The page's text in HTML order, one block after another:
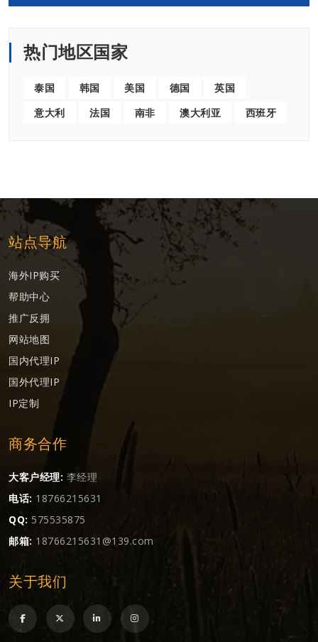
热门地区国家
泰国 韩国 美国 德国
英国
意大利
法国 南非 澳大利亚 西班牙
站点导航
海外IP购买
帮助中心
推广反拥
网站地图
国内代理IP
国外代理IP
IP定制
商务合作
大客户经理: 李经理
电话: 18766215631
QQ: 575535875
邮箱: 18766215631@139.com
关于我们